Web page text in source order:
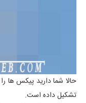
حالا شما دارید پیکس ها
تشکیل داده است.